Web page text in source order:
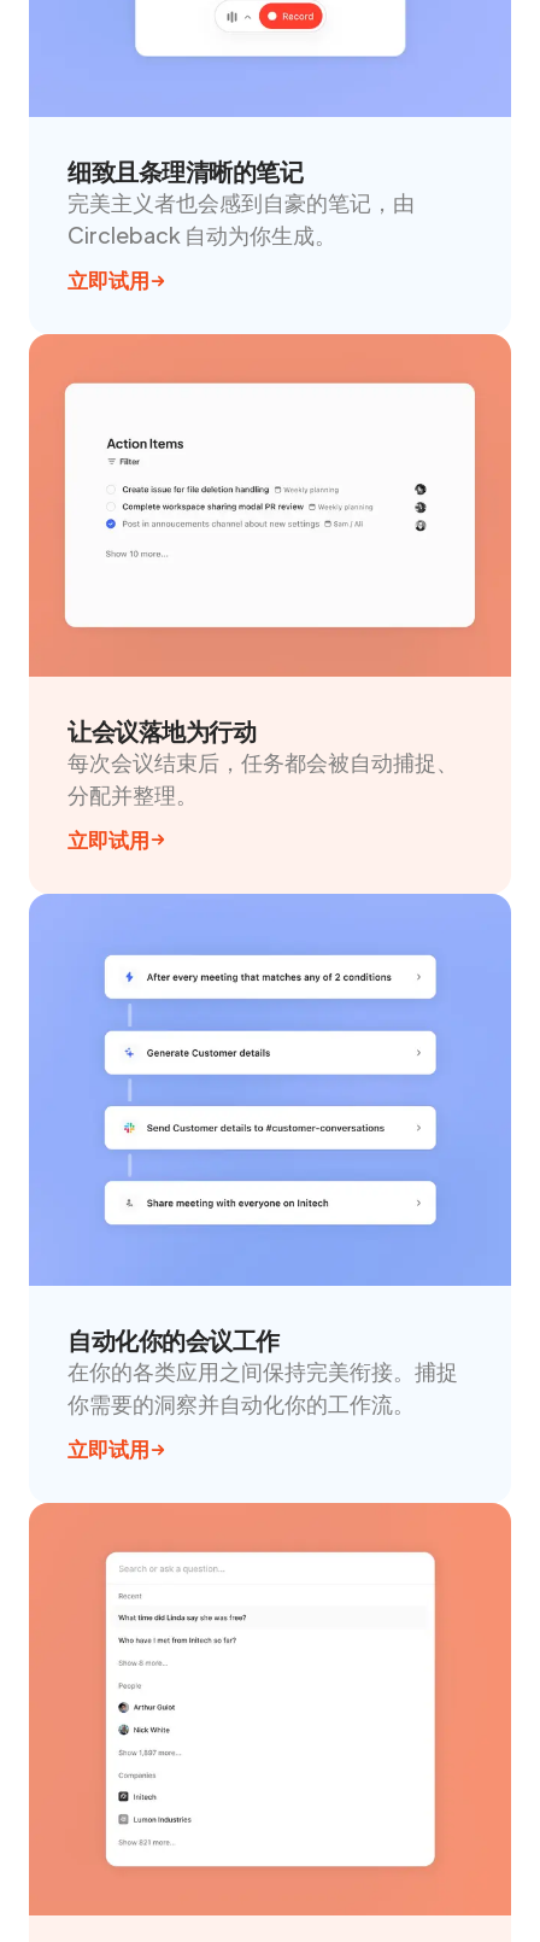
细致且条理清晰的笔记
完美主义者也会感到自豪的笔记，由
Circleback 自动为你生成。
立即试用
让会议落地为行动
每次会议结束后，任务都会被自动捕捉、
分配并整理。
立即试用
自动化你的会议工作
在你的各类应用之间保持完美衔接。捕捉
你需要的洞察并自动化你的工作流。
立即试用